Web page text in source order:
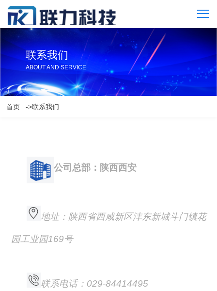
联系我们
ABOUT AND SERVICE
首页 ->联系我们
公司总部：陕西西安
地址：陕西省西咸新区沣东新城斗门镇花
园工业园169号
联系电话：029-84414495